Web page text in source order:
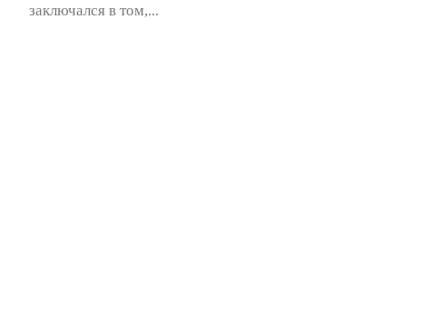
заключался в том,...